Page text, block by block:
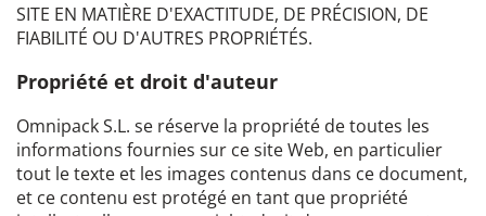
SITE EN MATIÈRE D'EXACTITUDE, DE PRÉCISION, DE
FIABILITÉ OU D'AUTRES PROPRIÉTÉS.
Propriété et droit d'auteur
Omnipack S.L. se réserve la propriété de toutes les
informations fournies sur ce site Web, en particulier
tout le texte et les images contenus dans ce document,
et ce contenu est protégé en tant que propriété